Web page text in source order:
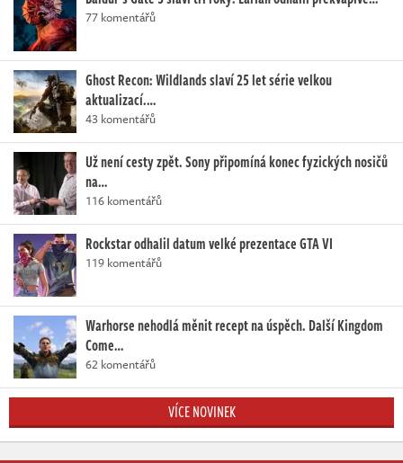
77 komentářů
Ghost Recon: Wildlands slaví 25 let série velkou
aktualizací.…
43 komentářů
Už není cesty zpět. Sony připomíná konec fyzických nosičů
na…
116 komentářů
Rockstar odhalil datum velké prezentace GTA VI
119 komentářů
Warhorse nehodlá měnit recept na úspěch. Další Kingdom
Come…
62 komentářů
VÍCE NOVINEK